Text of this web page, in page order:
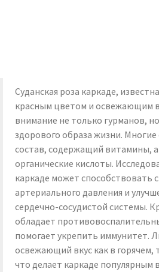
Суданская роза каркаде,
красным цветом и освежающим
внимание не только гурманов,
здорового образа жизни.
состав, содержащий витамины,
органические кислоты.
каркаде может способствовать
артериального давления и
сердечно-сосудистой системы.
обладает
помогает укрепить иммунитет.
освежающий вкус как в горячем,
что делает каркаде